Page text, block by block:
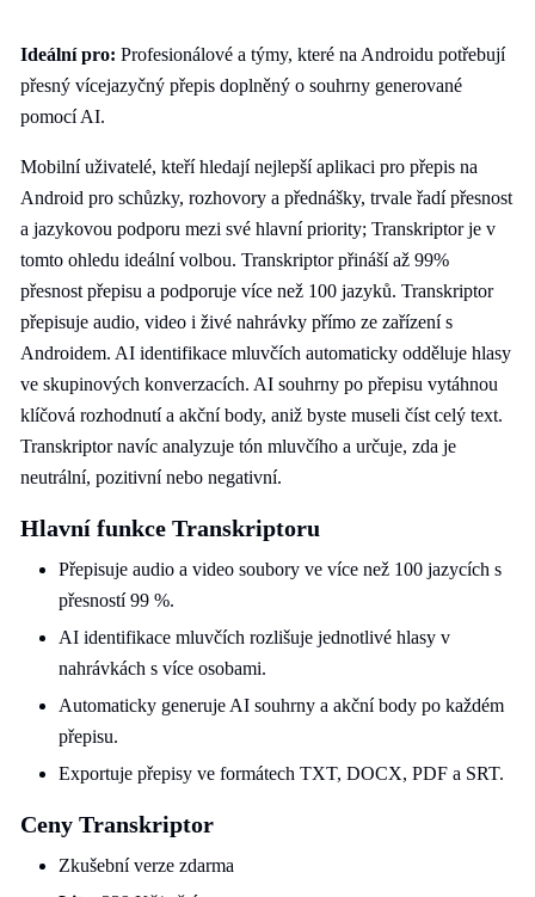
Ideální pro: Profesionálové a týmy, které na Androidu potřebují
přesný vícejazyčný přepis doplněný o souhrny generované
pomocí AI.
Mobilní uživatelé, kteří hledají nejlepší aplikaci pro přepis na
Android pro schůzky, rozhovory a přednášky, trvale řadí přesnost
a jazykovou podporu mezi své hlavní priority; Transkriptor je v
tomto ohledu ideální volbou. Transkriptor přináší až 99%
přesnost přepisu a podporuje více než 100 jazyků. Transkriptor
přepisuje audio, video i živé nahrávky přímo ze zařízení s
Androidem. AI identifikace mluvčích automaticky odděluje hlasy
ve skupinových konverzacích. AI souhrny po přepisu vytáhnou
klíčová rozhodnutí a akční body, aniž byste museli číst celý text.
Transkriptor navíc analyzuje tón mluvčího a určuje, zda je
neutrální, pozitivní nebo negativní.
Hlavní funkce Transkriptoru
Přepisuje audio a video soubory ve více než 100 jazycích s
přesností 99 %.
AI identifikace mluvčích rozlišuje jednotlivé hlasy v
nahrávkách s více osobami.
Automaticky generuje AI souhrny a akční body po každém
přepisu.
Exportuje přepisy ve formátech TXT, DOCX, PDF a SRT.
Ceny Transkriptor
Zkušební verze zdarma